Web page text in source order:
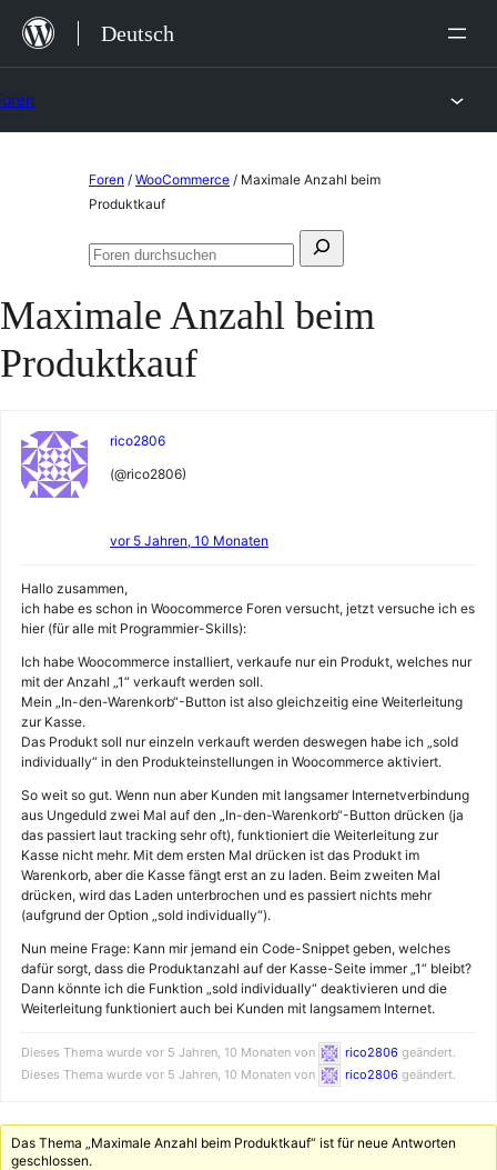
Zum
Inhalt
Deutsch
Foren / WooCommerce / Maximale Anzahl beim
Produktkauf
Suchen
Foren
Maximale Anzahl beim
Produktkauf
rico2806
(@rico2806)
vor 5 Jahren, 10 Monaten
Hallo zusammen,
ich habe es schon in Woocommerce Foren versucht, jetzt versuche ich es
hier (für alle mit Programmier-Skills):
Ich habe Woocommerce installiert, verkaufe nur ein Produkt, welches nur
mit der Anzahl „1“ verkauft werden soll.
Mein „In-den-Warenkorb“-Button ist also gleichzeitig eine Weiterleitung
zur Kasse.
Das Produkt soll nur einzeln verkauft werden deswegen habe ich „sold
individually“ in den Produkteinstellungen in Woocommerce aktiviert.
So weit so gut. Wenn nun aber Kunden mit langsamer Internetverbindung
aus Ungeduld zwei Mal auf den „In-den-Warenkorb“-Button drücken (ja
das passiert laut tracking sehr oft), funktioniert die Weiterleitung zur
Kasse nicht mehr. Mit dem ersten Mal drücken ist das Produkt im
Warenkorb, aber die Kasse fängt erst an zu laden. Beim zweiten Mal
drücken, wird das Laden unterbrochen und es passiert nichts mehr
(aufgrund der Option „sold individually“).
Nun meine Frage: Kann mir jemand ein Code-Snippet geben, welches
dafür sorgt, dass die Produktanzahl auf der Kasse-Seite immer „1“ bleibt?
Dann könnte ich die Funktion „sold individually“ deaktivieren und die
Weiterleitung funktioniert auch bei Kunden mit langsamem Internet.
Dieses Thema wurde vor 5 Jahren, 10 Monaten von rico2806 geändert.
Dieses Thema wurde vor 5 Jahren, 10 Monaten von
rico2806 geändert.
Das Thema „Maximale Anzahl beim Produktkauf“ ist für neue Antworten
geschlossen.